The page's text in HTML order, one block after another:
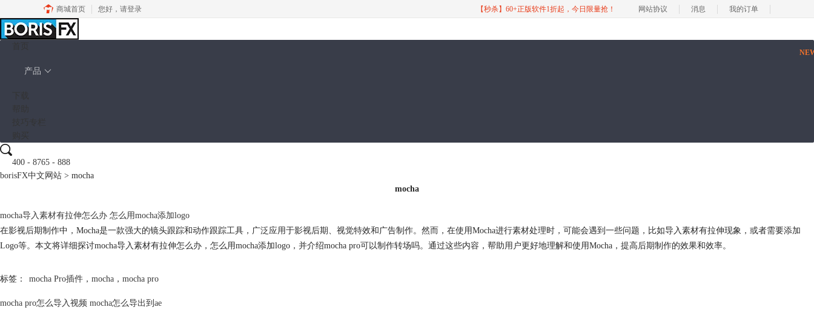
商城首页 您好， 请登录 【秒杀】60+正版软件1折起，今日限量抢！ 网站协议 消息 我的订单
产品
400 - 8765 - 888
borisFX中文网站 > mocha
mocha
mocha导入素材有拉伸怎么办 怎么用mocha添加logo
在影视后期制作中，Mocha是一款强大的镜头跟踪和动作跟踪工具，广泛应用于影视后期、视觉特效和广告制作。然而，在使用Mocha进行素材处理时，可能会遇到一些问题，比如导入素材有拉伸现象，或者需要添加
Logo等。本文将详细探讨mocha导入素材有拉伸怎么办，怎么用mocha添加logo，并介绍mocha pro可以制作转场吗。通过这些内容，帮助用户更好地理解和使用Mocha，提高后期制作的效果和效率。
标签： mocha Pro插件 ， mocha ， mocha pro
mocha pro怎么导入视频 mocha怎么导出到ae